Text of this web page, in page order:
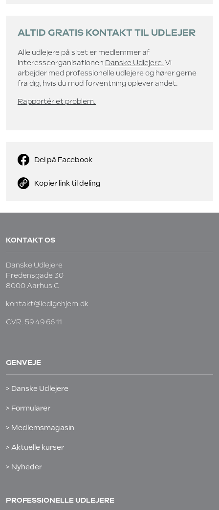
ALTID GRATIS KONTAKT TIL UDLEJER
Alle udlejere på sitet er medlemmer af
interesseorganisationen Danske Udlejere. Vi
arbejder med professionelle udlejere og hører gerne
fra dig, hvis du mod forventning oplever andet.
Rapportér et problem.
Del på Facebook
Kopier link til deling
KONTAKT OS
Danske Udlejere
Fredensgade 30
8000 Aarhus C
kontakt@ledigehjem.dk
CVR. 59 49 66 11
GENVEJE
> Danske Udlejere
> Formularer
> Medlemsmagasin
> Aktuelle kurser
> Nyheder
PROFESSIONELLE UDLEJERE